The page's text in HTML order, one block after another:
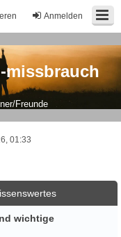
Anmelden
missbrauch
Freunde
01:33
wichtige